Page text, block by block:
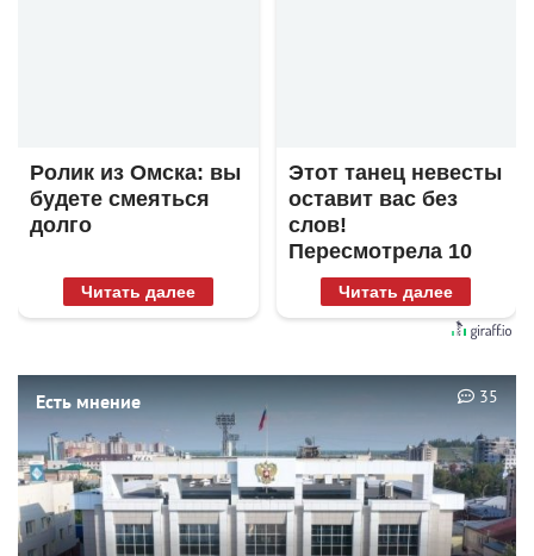
Ролик из Омска: вы
будете смеяться
долго
Читать далее
Этот танец невесты
оставит вас без
слов!
Пересмотрела 10
раз
Читать далее
Есть мнение 35